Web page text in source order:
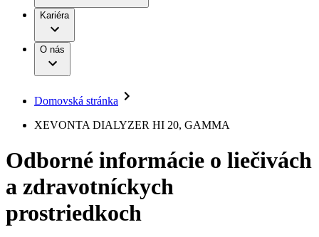
Terapie
Kontinencia a urológia
Liečba bolesti
Miniinvazívna chirurgia
Nutričná terapia
Onkológia
Ortopédia
Prevencia a kontrola infekcií
Spinálna chirurgia
Starostlivosť o rany
B. Braun Avitum
Ochorenia
Služby pre pacientov
Práca a kariéra
Naša kultúra
Vaša príležitosť
Zodpovednosť
Médiá
Tlačové správy
Kontakt
Kontaktný formulár
Spoločnosť
Kariéra
O nás
Domovská stránka
XEVONTA DIALYZER HI 20, GAMMA
Odborné informácie o liečivách
a zdravotníckych
prostriedkoch